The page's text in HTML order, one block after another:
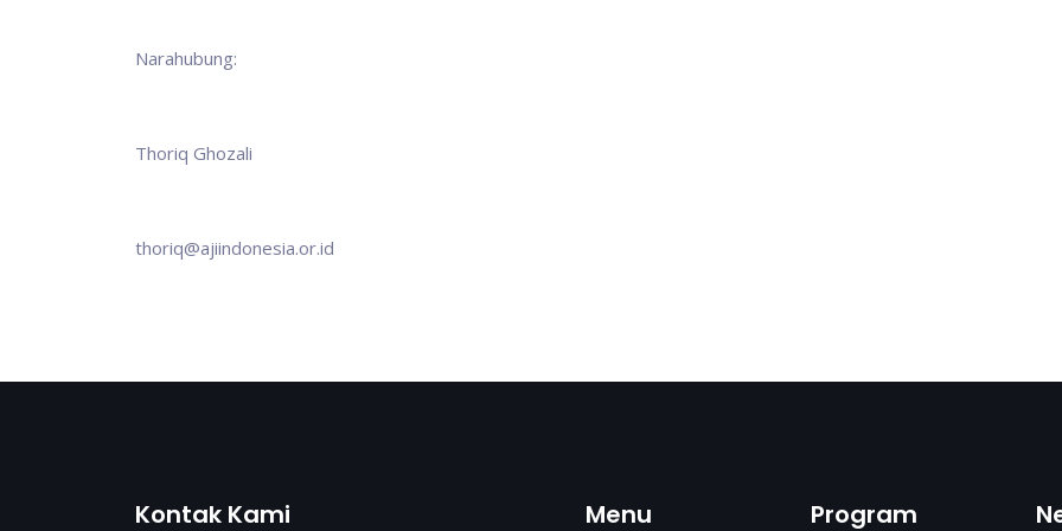
Narahubung:
Thoriq Ghozali
thoriq@ajiindonesia.or.id
Kontak Kami Menu Program